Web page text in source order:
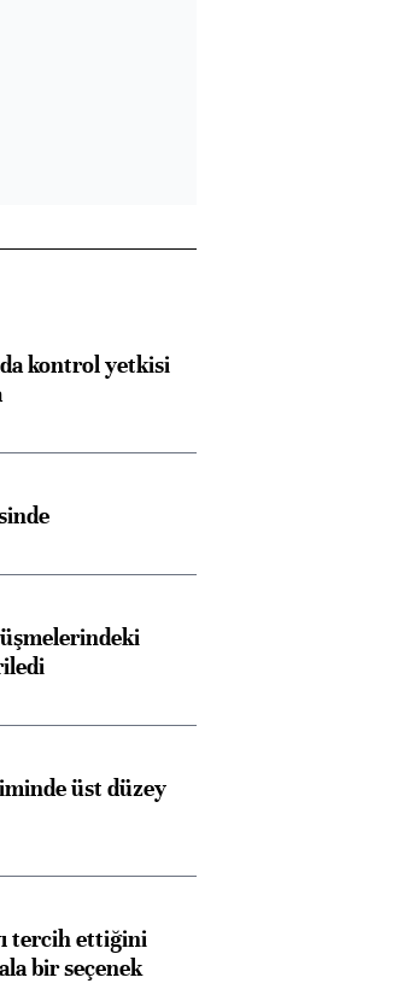
kontrol yetkisi
üst düzey
tercih ettiğini
bir seçenek